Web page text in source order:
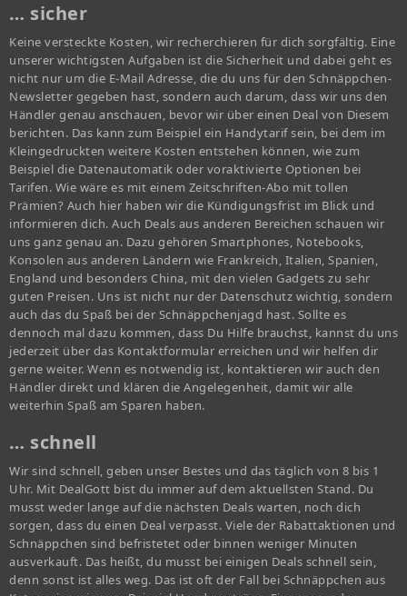
… sicher
Keine versteckte Kosten, wir recherchieren für dich sorgfältig. Eine
unserer wichtigsten Aufgaben ist die Sicherheit und dabei geht es
nicht nur um die E-Mail Adresse, die du uns für den Schnäppchen-
Newsletter gegeben hast, sondern auch darum, dass wir uns den
Händler genau anschauen, bevor wir über einen Deal von Diesem
berichten. Das kann zum Beispiel ein Handytarif sein, bei dem im
Kleingedruckten weitere Kosten entstehen können, wie zum
Beispiel die Datenautomatik oder voraktivierte Optionen bei
Tarifen. Wie wäre es mit einem Zeitschriften-Abo mit tollen
Prämien? Auch hier haben wir die Kündigungsfrist im Blick und
informieren dich. Auch Deals aus anderen Bereichen schauen wir
uns ganz genau an. Dazu gehören Smartphones, Notebooks,
Konsolen aus anderen Ländern wie Frankreich, Italien, Spanien,
England und besonders China, mit den vielen Gadgets zu sehr
guten Preisen. Uns ist nicht nur der Datenschutz wichtig, sondern
auch das du Spaß bei der Schnäppchenjagd hast. Sollte es
dennoch mal dazu kommen, dass Du Hilfe brauchst, kannst du uns
jederzeit über das Kontaktformular erreichen und wir helfen dir
gerne weiter. Wenn es notwendig ist, kontaktieren wir auch den
Händler direkt und klären die Angelegenheit, damit wir alle
weiterhin Spaß am Sparen haben.
… schnell
Wir sind schnell, geben unser Bestes und das täglich von 8 bis 1
Uhr. Mit DealGott bist du immer auf dem aktuellsten Stand. Du
musst weder lange auf die nächsten Deals warten, noch dich
sorgen, dass du einen Deal verpasst. Viele der Rabattaktionen und
Schnäppchen sind befristetet oder binnen weniger Minuten
ausverkauft. Das heißt, du musst bei einigen Deals schnell sein,
denn sonst ist alles weg. Das ist oft der Fall bei Schnäppchen aus